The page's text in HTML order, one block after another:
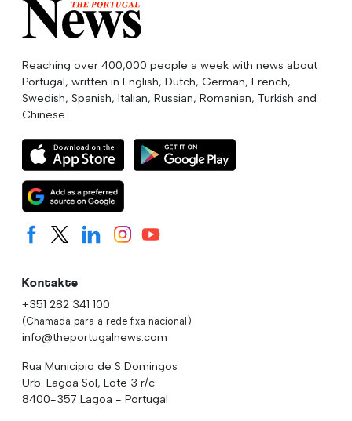
Reaching over 400,000 people a week with news about
Portugal, written in English, Dutch, German, French,
Swedish, Spanish, Italian, Russian, Romanian, Turkish and
Chinese.
Kontakte
+351 282 341 100
(Chamada para a rede fixa nacional)
info@theportugalnews.com
Rua Municipio de S Domingos
Urb. Lagoa Sol, Lote 3 r/c
8400-357 Lagoa - Portugal